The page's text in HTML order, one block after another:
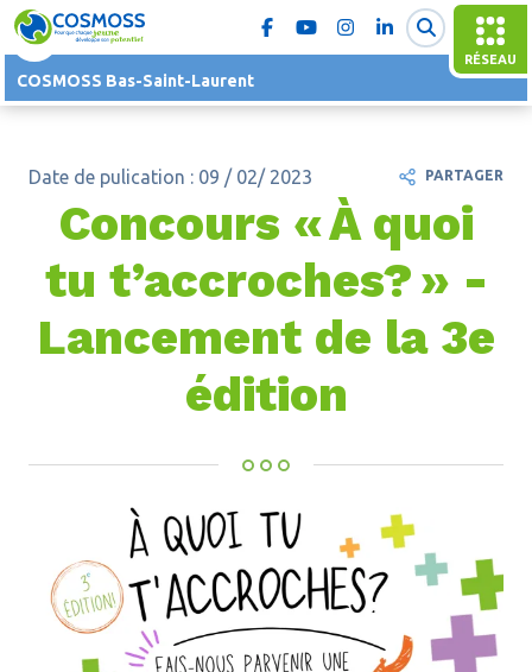
RÉSEAU
COSMOSS Bas-Saint-Laurent
Date de pulication : 09 / 02/ 2023
Concours « À quoi
tu t’accroches? » -
Lancement de la 3e
édition
PARTAGER